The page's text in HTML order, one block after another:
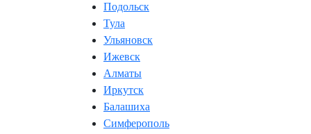
Подольск
Тула
Ульяновск
Ижевск
Алматы
Иркутск
Балашиха
Симферополь